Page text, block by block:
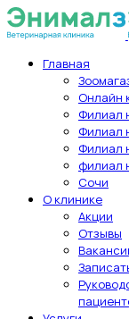
Главная
Онлайн
Филиал
Филиал
Филиал
филиал
Сочи
О клинике
Акции
Отзывы